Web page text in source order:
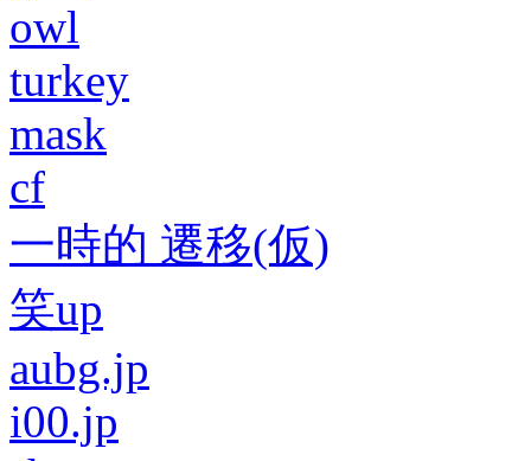
owl
turkey
mask
cf
一時的 遷移(仮)
笑up
aubg.jp
i00.jp